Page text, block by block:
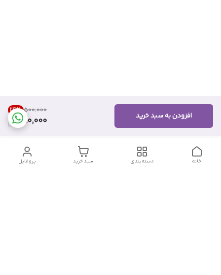
۵۰۰٬۰۰۰ 24%
380,000 افزودن به سبد خرید
پروفایل سبد خرید دسته‌بندی خانه